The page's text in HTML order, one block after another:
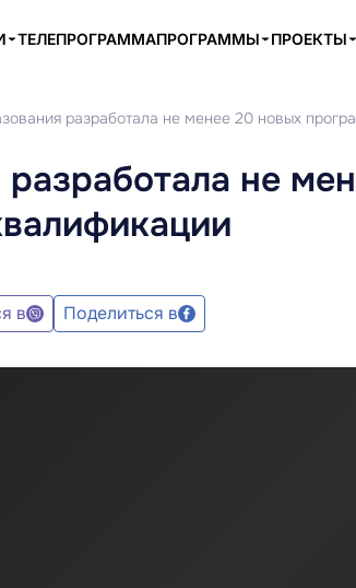
ТЕЛЕПРОГРАММАПРОГРАММЫ ПРОЕКТЫ
разработала не менее 20 новых
не
в Поделиться в